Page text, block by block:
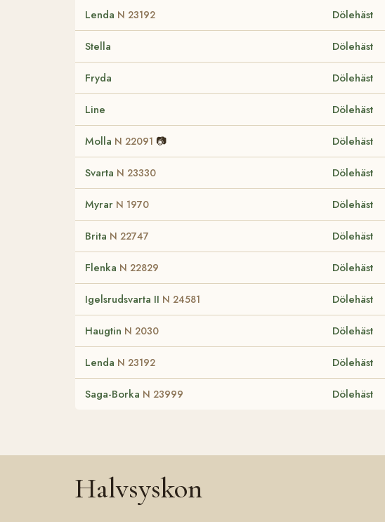
Lenda N 23192 Dölehäst
Stella Dölehäst
Fryda Dölehäst
Line Dölehäst
Molla N 22091 📷 Dölehäst
Svarta N 23330 Dölehäst
Myrar N 1970 Dölehäst
Brita N 22747 Dölehäst
Flenka N 22829 Dölehäst
Igelsrudsvarta II N 24581 Dölehäst
Haugtin N 2030 Dölehäst
Lenda N 23192 Dölehäst
Saga-Borka N 23999 Dölehäst
Halvsyskon